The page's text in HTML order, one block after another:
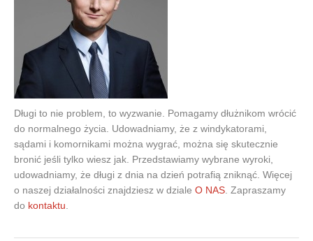
Długi to nie problem, to wyzwanie. Pomagamy dłużnikom wrócić
do normalnego życia. Udowadniamy, że z windykatorami,
sądami i komornikami można wygrać, można się skutecznie
bronić jeśli tylko wiesz jak. Przedstawiamy wybrane wyroki,
udowadniamy, że długi z dnia na dzień potrafią zniknąć. Więcej
o naszej działalności znajdziesz w dziale O NAS . Zapraszamy
do kontaktu